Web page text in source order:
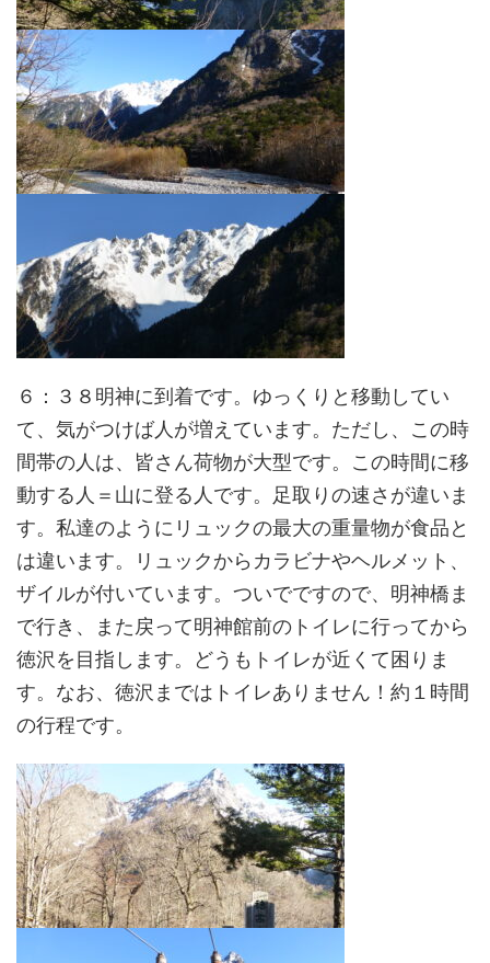
６：３８明神に到着です。ゆっくりと移動してい
て、気がつけば人が増えています。ただし、この時
間帯の人は、皆さん荷物が大型です。この時間に移
動する人＝山に登る人です。足取りの速さが違いま
す。私達のようにリュックの最大の重量物が食品と
は違います。リュックからカラビナやヘルメット、
ザイルが付いています。ついでですので、明神橋ま
で行き、また戻って明神館前のトイレに行ってから
徳沢を目指します。どうもトイレが近くて困りま
す。なお、徳沢まではトイレありません！約１時間
の行程です。